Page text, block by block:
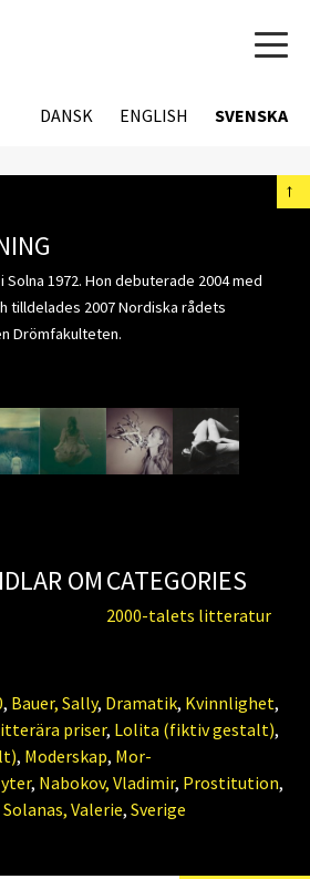
DANSK ENGLISH SVENSKA
←
1972. Hon debuterade 2004 med
tilldelades 2007 Nordiska rådets
Drömfakulteten.
OMCATEGORIES
2000-talets litteratur
, Bauer, Sally, Dramatik, Kvinnlighet,
priser, Lolita (fiktiv gestalt),
, Moderskap, Mor-
, Nabokov, Vladimir, Prostitution,
Solanas, Valerie, Sverige